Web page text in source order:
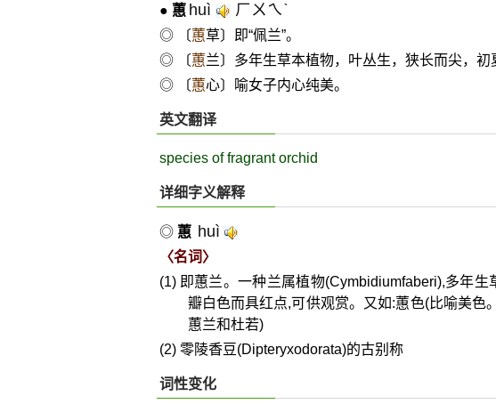
● 蕙 huì ㄏㄨㄟˋ
◎ 〔蕙草〕即“佩兰”。
◎ 〔蕙兰〕多年生草本植物，叶丛生，狭长而尖，初
◎ 〔蕙心〕喻女子内心纯美。
英文翻译
species of fragrant orchid
详细字义解释
◎ 蕙 huì
〈名词〉
(1) 即蕙兰。一种兰属植物(Cymbidiumfaberi),多年
瓣白色而具红点,可供观赏。又如:蕙色(比喻美色
蕙兰和杜若)
(2) 零陵香豆(Dipteryxodorata)的古别称
词性变化